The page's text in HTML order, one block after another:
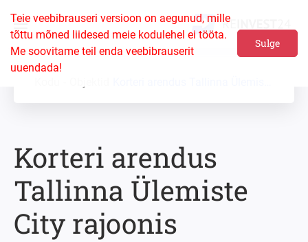
Teie veebibrauseri versioon on aegunud, mille
tõttu mõned liidesed meie kodulehel ei tööta.
Me soovitame teil enda veebibrauserit
uuendada!
Sulge
Korteri arendus
Tallinna Ülemiste
City rajoonis